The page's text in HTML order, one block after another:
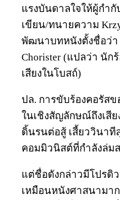
แรงบันดาลใจให้ผู้กำกั
เขียน/ทนายความ
พัฒนาบทหนังตั้งชื่อว่า
Chorister (แปลว่า นัก
เสียงในโบสถ์)
ปล. การขับร้องคอรัสข
ในเชิงสัญลักษณ์ถึงเสี
ดิ้นรนต่อสู้ เสี้ยววินาที
คอมมิวนิสต์ที่กำลังล่ม
แต่ชื่อดังกล่าวมีโปรดิ
เหมือนหนังศาสนามา